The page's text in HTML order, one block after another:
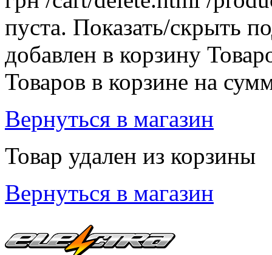
пуста. Показать/скрыть
добавлен в корзину
Товаров в корзине на
Вернуться в магазин
Товар удален из корзины
Вернуться в магазин